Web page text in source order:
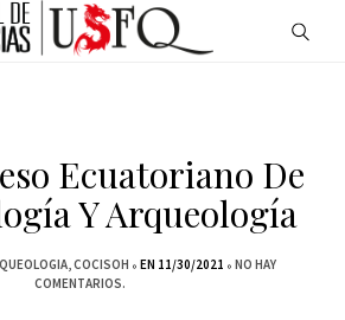
Ecuatoriano De
Y Arqueología
COCISOH EN 11/30/2021
NO HAY
COMENTARIOS.